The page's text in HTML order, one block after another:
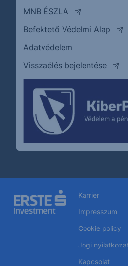
MNB ÉSZLA
(külső oldalra
Befektető Védelmi Alap
Adatvédelem
Visszaélés bejelentése
Karrier
Impresszum
Cookie policy
Jogi nyilatkozat
Kapcsolat